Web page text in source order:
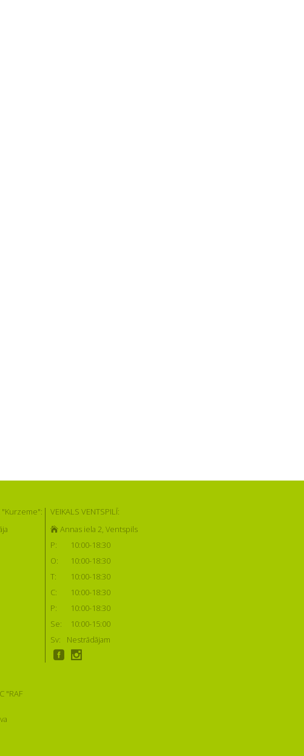
"Kurzeme":
VEIKALS VENTSPILĪ:
Annas iela 2, Ventspils
P:
10:00-18:30
O:
10:00-18:30
T:
10:00-18:30
C:
10:00-18:30
P:
10:00-18:30
Se:
10:00-15:00
Sv:
Nestrādājam
"RAF